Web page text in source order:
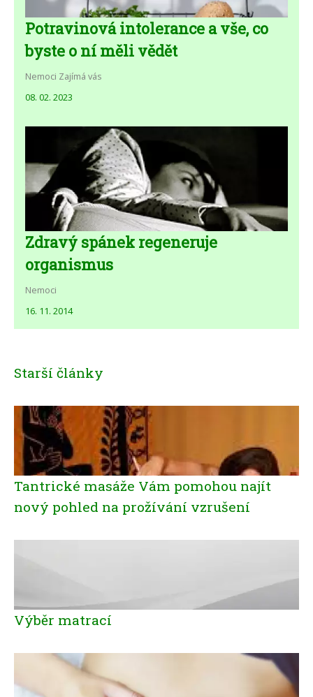
Potravinová intolerance a vše, co
byste o ní měli vědět
Nemoci Zajímá vás
08. 02. 2023
Zdravý spánek regeneruje
organismus
Nemoci
16. 11. 2014
Starší články
Tantrické masáže Vám pomohou najít
nový pohled na prožívání vzrušení
Výběr matrací